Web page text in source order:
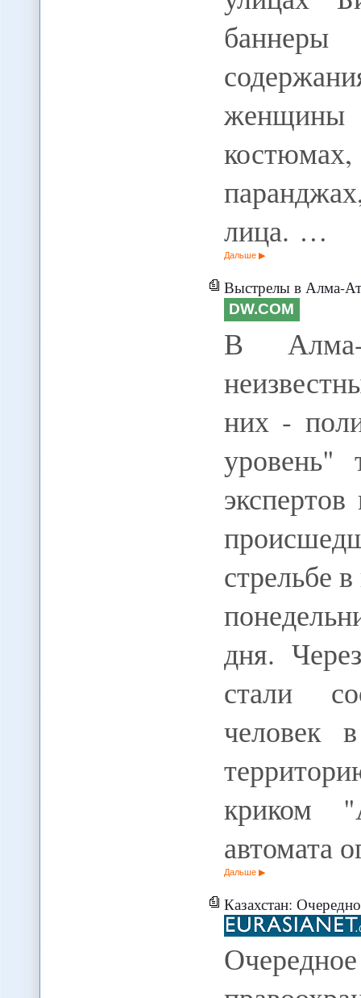
женщины
лица. …
Дальше
Выстрелы в Алма-
DW.COM
В Алма-
них -
уровень"
стрельбе
дня.
стали
человек
криком
автомата
Дальше
Казахстан: Очередное